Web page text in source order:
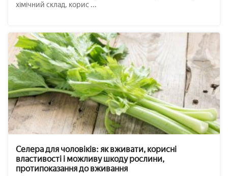
хімічний склад, корис ...
Селера для чоловіків: як вживати, корисні
властивості і можливу шкоду рослини,
протипоказання до вживання